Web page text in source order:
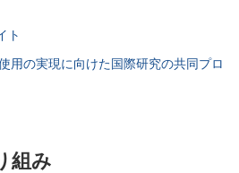
ト
用の実現に向けた国際研究の共同プロ
組み